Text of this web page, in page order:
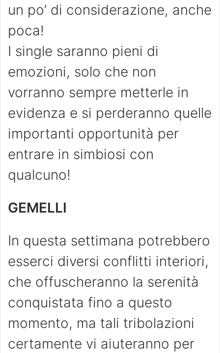
un po’ di considerazione, anche
poca!
I single saranno pieni di
emozioni, solo che non
vorranno sempre metterle in
evidenza e si perderanno quelle
importanti opportunità per
entrare in simbiosi con
qualcuno!
GEMELLI
In questa settimana potrebbero
esserci diversi conflitti interiori,
che offuscheranno la serenità
conquistata fino a questo
momento, ma tali tribolazioni
certamente vi aiuteranno per